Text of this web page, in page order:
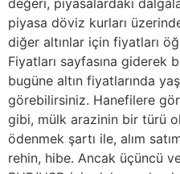
piyasa döviz kurları
diğer altınlar için fiyatları
Fiyatları sayfasına giderek
bugüne altın fiyatlarında
görebilirsiniz. Hanefilere
gibi, mülk arazinin bir türü
ödenmek şartı ile, alım
rehin, hibe. Ancak üçüncü